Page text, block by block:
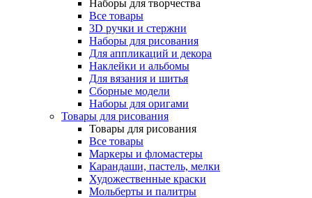
Наборы для творчества
Все товары
3D ручки и стержни
Наборы для рисования
Для аппликаций и декора
Наклейки и альбомы
Для вязания и шитья
Сборные модели
Наборы для оригами
Товары для рисования
Товары для рисования
Все товары
Маркеры и фломастеры
Карандаши, пастель, мелки
Художественные краски
Мольберты и палитры